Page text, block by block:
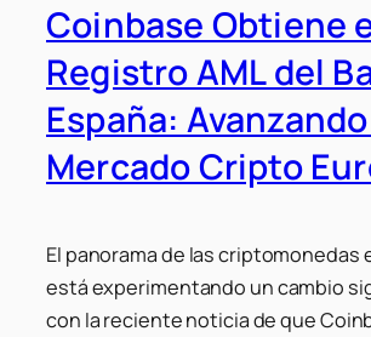
Coinbase Obtiene
Registro AML del
España:
Mercado Cripto
El panorama de las criptomonedas
está experimentando un cambio
con la reciente noticia de que